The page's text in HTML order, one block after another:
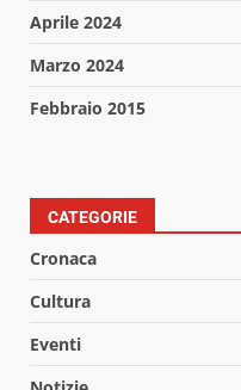
Aprile 2024
Marzo 2024
Febbraio 2015
CATEGORIE
Cronaca
Cultura
Eventi